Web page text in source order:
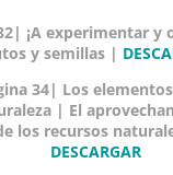
¡A experimentar y
y semillas |
34| Los
| El
los recursos
DESCARGAR